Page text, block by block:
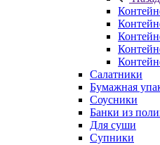
Салатники
Бумажная
Соусники
Банки из
Для суши
Супники